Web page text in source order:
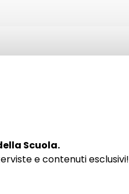
Scuola.
e contenuti esclusivi!